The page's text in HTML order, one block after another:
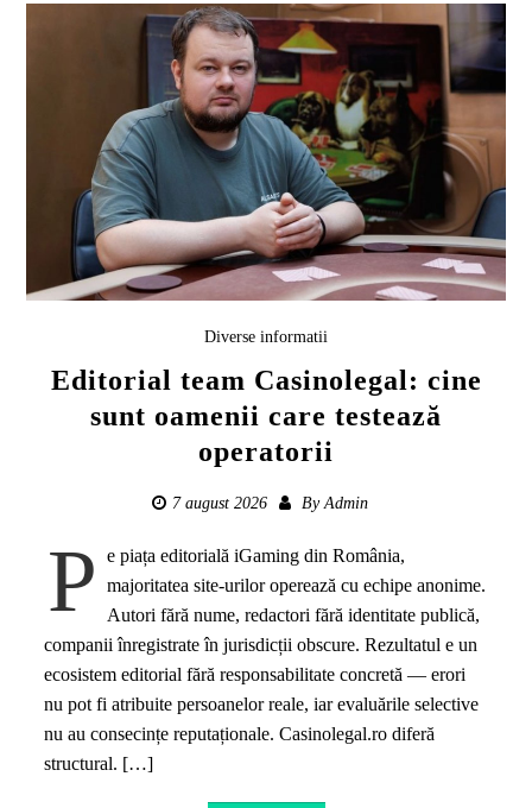
Diverse informatii
Editorial team Casinolegal: cine
sunt oamenii care testează
operatorii
7 august 2026 By Admin
P
e piața editorială iGaming din România,
majoritatea site-urilor operează cu echipe anonime.
Autori fără nume, redactori fără identitate publică,
companii înregistrate în jurisdicții obscure. Rezultatul e un
ecosistem editorial fără responsabilitate concretă — erori
nu pot fi atribuite persoanelor reale, iar evaluările selective
nu au consecințe reputaționale. Casinolegal.ro diferă
structural. […]